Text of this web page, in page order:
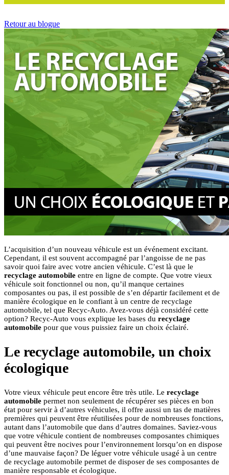
Retour au blogue
L’acquisition d’un nouveau véhicule est un événement excitant.
Cependant, il est souvent accompagné par l’angoisse de ne pas
savoir quoi faire avec votre ancien véhicule. C’est là que le
recyclage automobile entre en ligne de compte. Que votre vieux
véhicule soit fonctionnel ou non, qu’il manque certaines
composantes ou pas, il est possible de s’en départir facilement et de
manière écologique en le confiant à un centre de recyclage
automobile, tel que Recyc-Auto. Avez-vous déjà considéré cette
option? Recyc-Auto vous explique les bases du recyclage
automobile pour que vous puissiez faire un choix éclairé.
Le recyclage automobile, un choix
écologique
Votre vieux véhicule peut encore être très utile. Le recyclage
automobile permet non seulement de récupérer ses pièces en bon
état pour servir à d’autres véhicules, il offre aussi un tas de matières
premières qui peuvent être réutilisées pour de nombreuses fonctions,
autant dans l’automobile que dans d’autres domaines. Saviez-vous
que votre véhicule contient de nombreuses composantes chimiques
qui peuvent être nocives pour l’environnement lorsqu’on en dispose
d’une mauvaise façon? De léguer votre véhicule usagé à un centre
de recyclage automobile permet de disposer de ses composantes de
manière responsable et écologique.